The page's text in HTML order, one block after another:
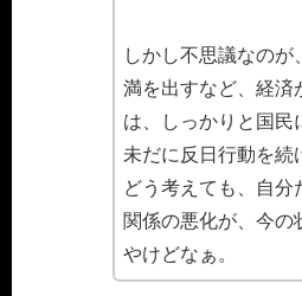
しかし不思議なの
満を出すなど、経済
は、しっかりと国民
未だに反日行動を続
どう考えても、自
関係の悪化が、今の
やけどなぁ。